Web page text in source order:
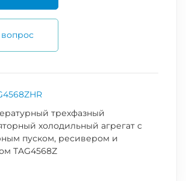
вопрос
трехфазный
холодильный агрегат с
пуском, ресивером и
TAG4568Z